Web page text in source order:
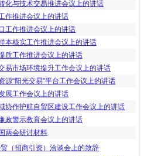
化与技术交易推进会议上的讲话
作推进会议上的讲话
工作推进会议上的讲话
本核实工作推进会议上的讲话
质工作推进会议上的讲话
易市场环境提升工作会议上的讲话
源“阳光交易”平台工作会议上的讲话
展工作会议上的讲话
协作护航自贸区建设工作会议上的讲话
政警示教育会议上的讲话
两会研讨材料
（招商引资）洽谈会上的致辞